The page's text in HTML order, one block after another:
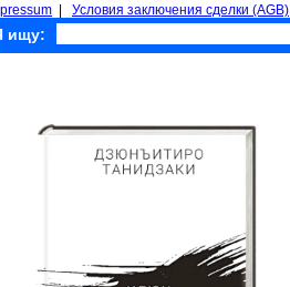
Условия заключения сделки (AGB)
ищу: